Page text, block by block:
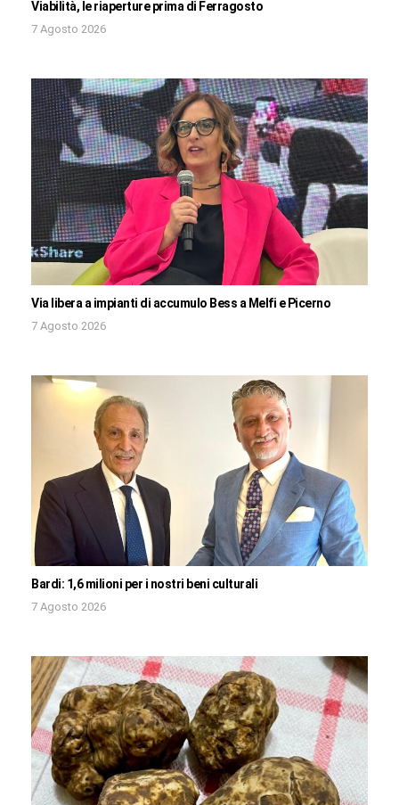
Viabilità, le riaperture prima di Ferragosto
7 Agosto 2026
Via libera a impianti di accumulo Bess a Melfi e Picerno
7 Agosto 2026
Bardi: 1,6 milioni per i nostri beni culturali
7 Agosto 2026